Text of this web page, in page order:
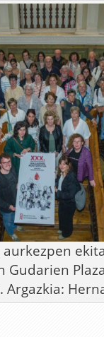
Gudarien
Argazkia: